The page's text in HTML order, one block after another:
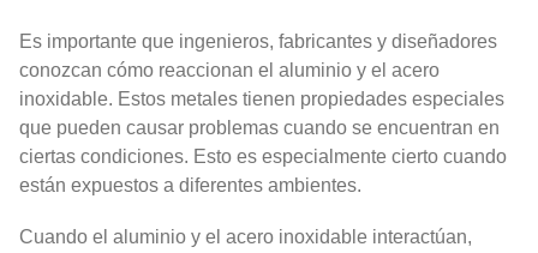
Es importante que ingenieros, fabricantes y diseñadores
conozcan cómo reaccionan el aluminio y el acero
inoxidable. Estos metales tienen propiedades especiales
que pueden causar problemas cuando se encuentran en
ciertas condiciones. Esto es especialmente cierto cuando
están expuestos a diferentes ambientes.
Cuando el aluminio y el acero inoxidable interactúan,